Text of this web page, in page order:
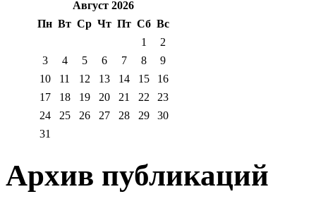
Август 2026
Пн Вт Ср Чт Пт Сб Вс
1
2
3
4 5 6 7 8
9
10
11 12 13 14 15
16
17
18 19 20 21 22
23
24
25 26 27 28 29
30
31
Архив публикаций